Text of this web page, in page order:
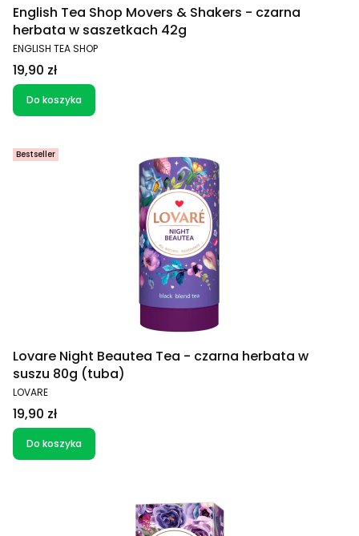
English Tea Shop Movers & Shakers - czarna
herbata w saszetkach 42g
PRODUCENT
ENGLISH TEA SHOP
Cena
19,90 zł
Do koszyka
Bestseller
Lovare Night Beautea Tea - czarna herbata w
suszu 80g (tuba)
PRODUCENT
LOVARE
Cena
19,90 zł
Do koszyka